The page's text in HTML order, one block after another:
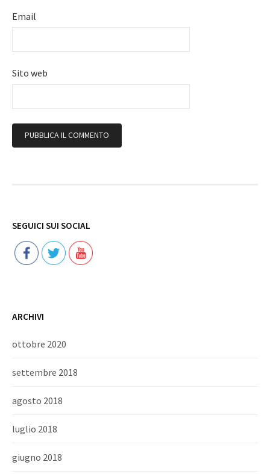
Email
Sito web
SEGUICI SUI SOCIAL
ARCHIVI
ottobre 2020
settembre 2018
agosto 2018
luglio 2018
giugno 2018